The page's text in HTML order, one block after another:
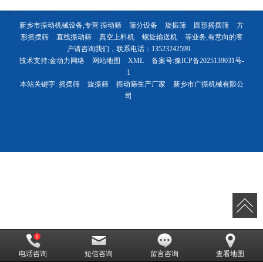
新乡市振动机械设备,专营 振动筛 筛分设备 旋振筛 圆形摇摆筛
方
形摇摆筛
直线振动筛 真空上料机 螺旋输送机
等业务,有意向的客
户请咨询我们，联系电话： 13523242599
技术支持:金动力网络 网站地图 XML 备案号:豫ICP备2025139031号-
1
本站关键字: 摇摆筛 旋振筛 振动筛生产厂家
新乡市广振机械有限公
司
电话咨询 短信咨询 留言咨询 查看地图